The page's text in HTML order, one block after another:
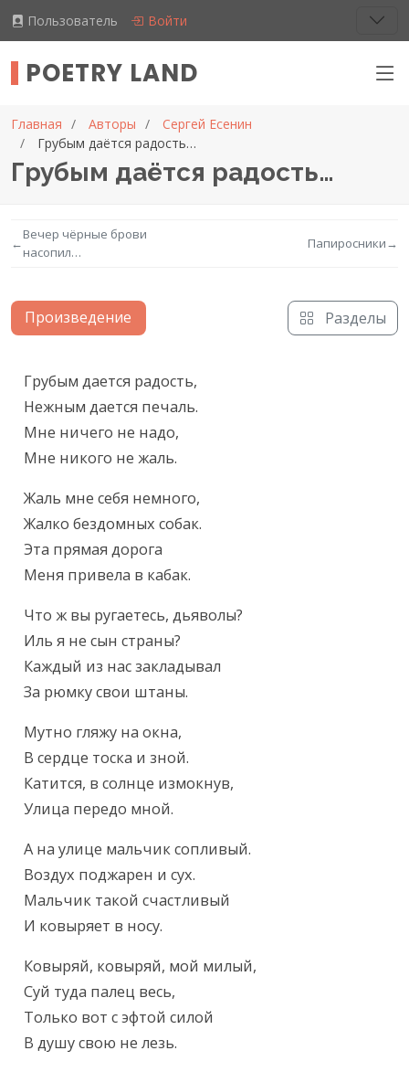
Пользователь Войти
POETRY LAND
Главная Авторы
Сергей Есенин
Грубым даётся радость…
Грубым даётся радость…
←
Вечер чёрные брови
насопил…
Папиросники→
Произведение Разделы
Текст произведения
Грубым дается радость,
Нежным дается печаль.
Мне ничего не надо,
Мне никого не жаль.
Жаль мне себя немного,
Жалко бездомных собак.
Эта прямая дорога
Меня привела в кабак.
Что ж вы ругаетесь, дьяволы?
Иль я не сын страны?
Каждый из нас закладывал
За рюмку свои штаны.
Мутно гляжу на окна,
В сердце тоска и зной.
Катится, в солнце измокнув,
Улица передо мной.
А на улице мальчик сопливый.
Воздух поджарен и сух.
Мальчик такой счастливый
И ковыряет в носу.
Ковыряй, ковыряй, мой милый,
Суй туда палец весь,
Только вот с эфтой силой
В душу свою не лезь.